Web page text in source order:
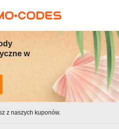
w
z naszych kuponów.